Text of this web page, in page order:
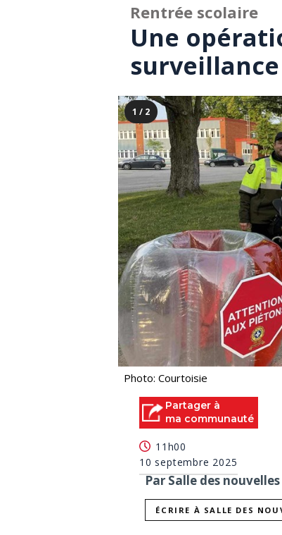
Rentrée scolaire
Une
1 / 2
Photo: Courtoisie
Partager à
ma communauté
11h00
10 septembre 2025
Par Salle des nouvelles
ÉCRIRE À SALLE DES